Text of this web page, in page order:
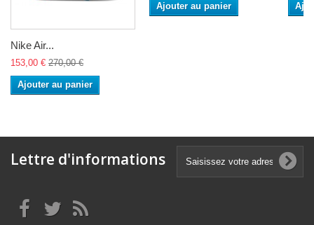
Nike Air...
153,00 € 270,00 €
Ajouter au panier
Ajouter au panier
Lettre d'informations